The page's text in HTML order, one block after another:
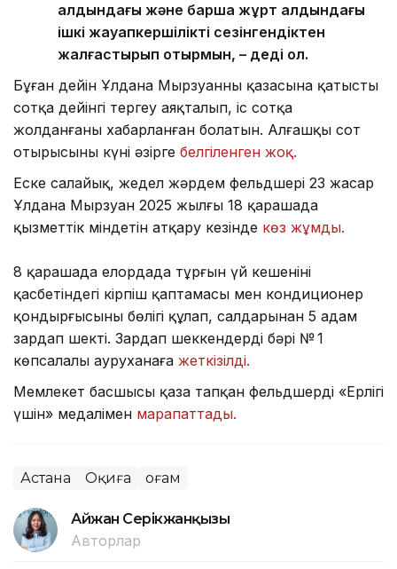
алдындағы және барша жұрт алдындағы
ішкі жауапкершілікті сезінгендіктен
жалғастырып отырмын, – деді ол.
Бұған дейін Ұлдана Мырзуанның қазасына қатысты
сотқа дейінгі тергеу аяқталып, іс сотқа
жолданғаны хабарланған болатын. Алғашқы сот
отырысының күні әзірге белгіленген жоқ.
Еске салайық, жедел жәрдем фельдшері 23 жасар
Ұлдана Мырзуан 2025 жылғы 18 қарашада
қызметтік міндетін атқару кезінде көз жұмды.
8 қарашада елордада тұрғын үй кешенінің
қасбетіндегі кірпіш қаптамасы мен кондиционер
қондырғысының бөлігі құлап, салдарынан 5 адам
зардап шекті. Зардап шеккендердің бәрі № 1
көпсалалы ауруханаға жеткізілді.
Мемлекет басшысы қаза тапқан фельдшерді «Ерлігі
үшін» медалімен марапаттады.
Астана Оқиға Қоғам
Айжан Серікжанқызы
Авторлар